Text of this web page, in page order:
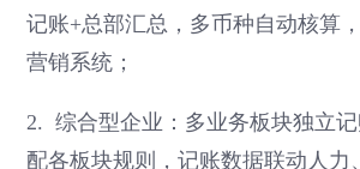
记账+总部汇总，多币种自动核算
营销系统；
2. 综合型企业：多业务板块独立
配各板块规则，记账数据联动人力